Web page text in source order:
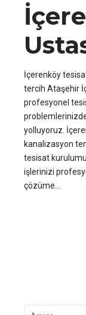
İçerenköy
tercih Ataşehir
profesyonel
yolluyoruz.
kanalizasyon
tesisat
işlerinizi
çözüme...